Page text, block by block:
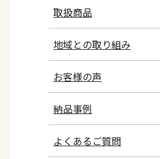
取扱商品
地域との取り組み
お客様の声
納品事例
よくあるご質問